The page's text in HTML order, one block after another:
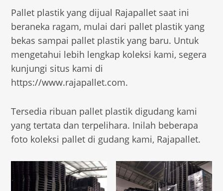
Pallet plastik yang dijual Rajapallet saat ini
beraneka ragam, mulai dari pallet plastik yang
bekas sampai pallet plastik yang baru. Untuk
mengetahui lebih lengkap koleksi kami, segera
kunjungi situs kami di
https://www.rajapallet.com.
Tersedia ribuan pallet plastik digudang kami
yang tertata dan terpelihara. Inilah beberapa
foto koleksi pallet di gudang kami, Rajapallet.